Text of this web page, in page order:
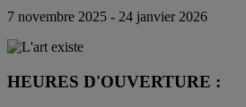
7 novembre 2025 - 24 janvier 2026
HEURES D'OUVERTURE :